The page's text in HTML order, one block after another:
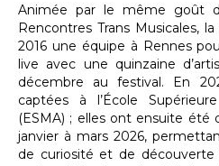
Animée par le même goût
Rencontres Trans Musicales,
2016 une équipe à Rennes
live avec une quinzaine
décembre au festival. En
captées à l’École
(ESMA) ; elles ont ensuite été
janvier à mars 2026,
de curiosité et de découverte